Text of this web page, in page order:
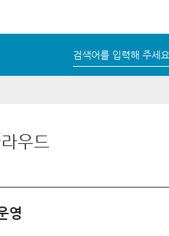
검색어를 입력해 주세요
우드
영